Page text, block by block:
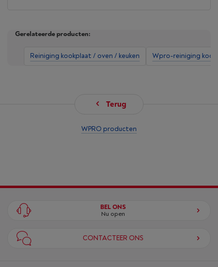
Gerelateerde producten:
Reiniging kookplaat / oven / keuken Wpro-reiniging
Terug
WPRO producten
BEL ONS
Nu open
CONTACTEER ONS